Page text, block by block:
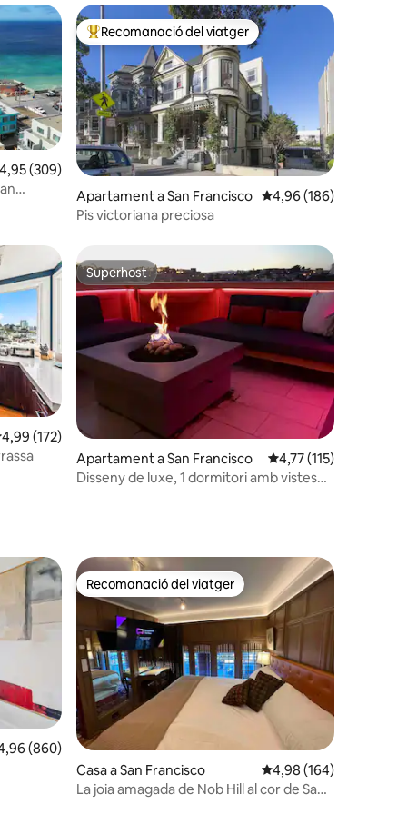
de puntuació mitjana d'un total de 5; 309 avaluacions
4,95 (309)
Principals recomanacions dels viatgers
Recomanació del viatger
Apartament a San Francisco 4,96 de puntuació
4,96 (186)
Pis victoriana preciosa
de puntuació mitjana d'un total de 5; 172 avaluacions
4,99 (172)
Superhost
Superhost
Apartament a San Francisco 4,77 de puntuació
4,77 (115)
Disseny de luxe, 1 dormitori amb vistes
de puntuació mitjana d'un total de 5; 860 avaluacions
(860)
Recomanació del viatger
Recomanació del viatger
Casa a San Francisco 4,98 de puntuació
4,98 (164)
La joia amagada de Nob Hill al cor de San